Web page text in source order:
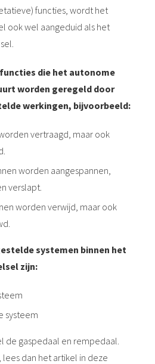
functies, wordt het
ook wel aangeduid als het
die het autonome
worden geregeld door
werkingen, bijvoorbeeld:
vertraagd, maar ook
worden aangespannen,
verslapt.
worden verwijd, maar ook
systemen binnen het
zijn:
systeem
de gaspedaal en rempedaal.
dan het artikel in deze